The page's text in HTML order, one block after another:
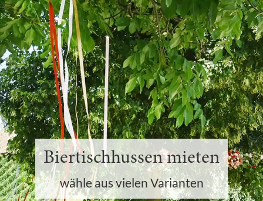
Biertischhussen mieten
wähle aus vielen Varianten